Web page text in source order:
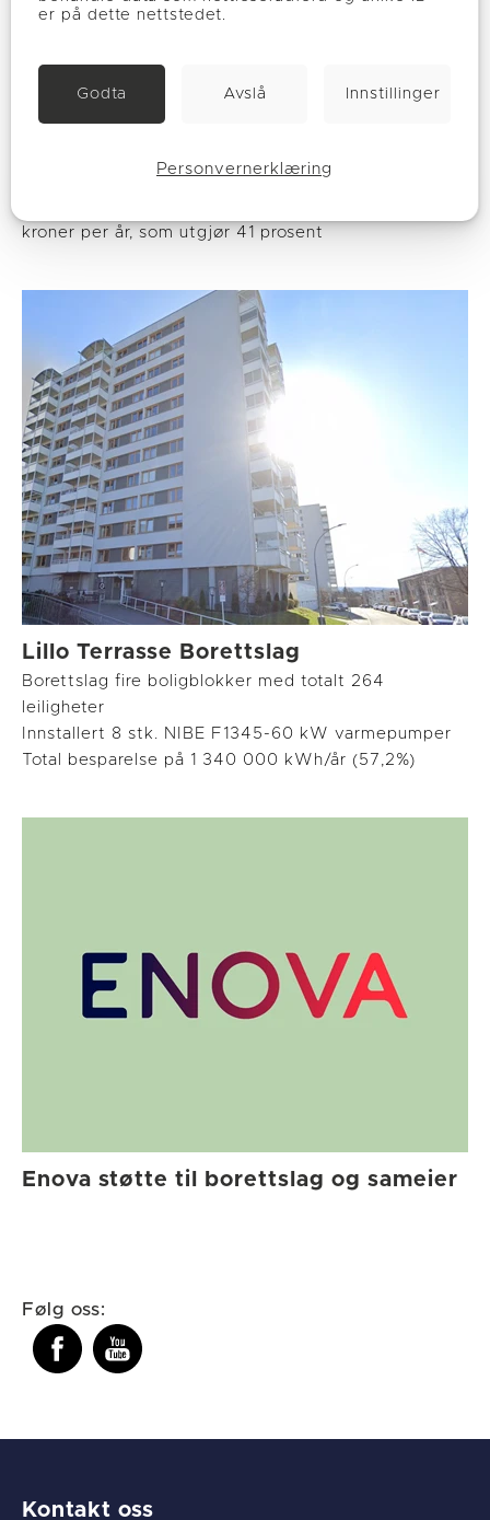
Bane Nor
Varmepumpen utnytter energien fra 5 energibrønner
kroner per år, som utgjør 41 prosent
Lillo Terrasse Borettslag
Borettslag fire boligblokker med totalt 264
leiligheter
Innstallert 8 stk. NIBE F1345-60 kW varmepumper
Total besparelse på 1 340 000 kWh/år (57,2%)
Enova støtte til borettslag og sameier
Følg oss:
Kontakt oss
er på dette nettstedet.
Godta Avslå Innstillinger
Personvernerklæring